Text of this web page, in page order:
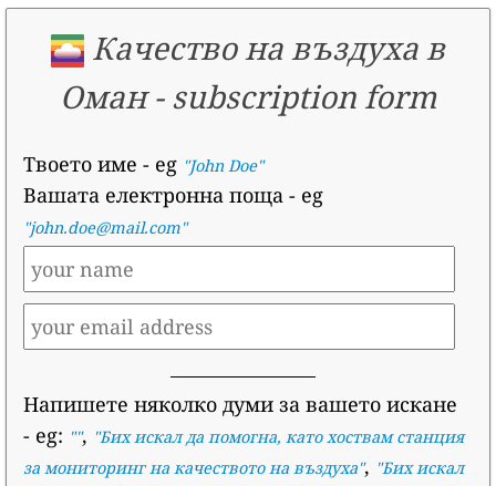
Качество на въздуха в
Оман- subscription form
Твоето име - eg "John Doe"
Вашата електронна поща- eg
"john.doe@mail.com"
Напишете няколко думи за вашето искане
- eg: "", "Бих искал да помогна, като хоствам станция
за мониторинг на качеството на въздуха", "Бих искал